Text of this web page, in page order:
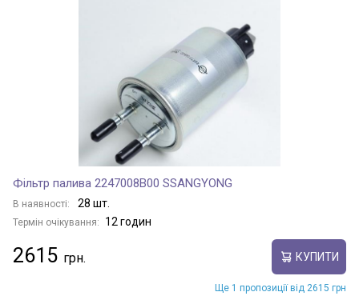
Фільтр палива 2247008B00 SSANGYONG
В наявності: 28 шт.
Термін очікування: 12 годин
2615 КУПИТИ
Ще 1 пропозиції від 2615 грн